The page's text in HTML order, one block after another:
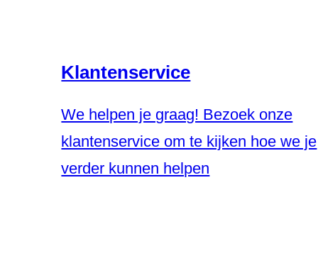
Klantenservice
We helpen je graag! Bezoek onze
klantenservice om te kijken hoe we je
verder kunnen helpen